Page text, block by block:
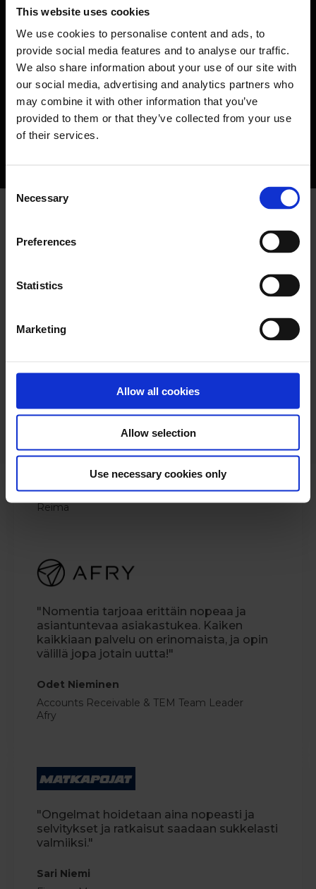
This website uses cookies
We use cookies to personalise content and ads, to
provide social media features and to analyse our traffic.
We also share information about your use of our site with
our social media, advertising and analytics partners who
may combine it with other information that you’ve
provided to them or that they’ve collected from your use
of their services.
Selection
Necessary
Preferences
Statistics
Marketing
Allow all cookies
Allow selection
Use necessary cookies only
5. Tarvittaessa voimme siirtää
muutospyyntösi Professional Services -
tiimillemme, ohjata virheet R&D-tiimille tai
konsultoida alustatiimiä työmme tueksi.
6. Tukitiketti ratkaistaan, suljetaan ja
tallennetaan myöhempää analyysia varten.
Saatamme pyytää sinulta palautetta
kokemuksestasi.
Asiakasyhteisömme antamaa
Palautteesi on korvaamatonta. Tässä otteita
"Asiaan palataan aina nopeasti,
asiantuntijoiden vastaukset ovat avuliaita
ja korjaukset nopeita. 5/5 käyttäjätuki!"
Markku Miettinen
Treasury Controller
Reima
"Nomentia tarjoaa erittäin nopeaa ja
asiantuntevaa asiakastukea. Kaiken
kaikkiaan palvelu on erinomaista, ja opin
välillä jopa jotain uutta!"
Odet Nieminen
Accounts Receivable & TEM Team Leader
Afry
"Ongelmat hoidetaan aina nopeasti ja
selvitykset ja ratkaisut saadaan sukkelasti
valmiiksi."
Sari Niemi